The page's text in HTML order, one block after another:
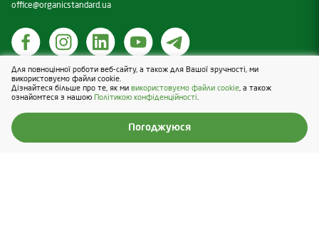
office@organicstandard.ua
Політика щодо cookies
Політика конфіденційності
Для повноцінної роботи веб-сайту, а також для Вашої зручності, ми
використовуємо файли cookie.
Дізнайтеся більше про те, як ми використовуємо файли cookie, а також
ознайомтеся з нашою
Політикою конфіденційності.
Погоджуюся